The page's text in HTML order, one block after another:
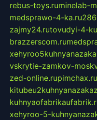
rebus-toys.ruminelab-
medsprawo-4-ka.ru
zajmy24.rutovudyi-4-
brazzerscom.ru
vskrytie-zamkov-
zed-online.rupimchax.ru
xehyroo-5-